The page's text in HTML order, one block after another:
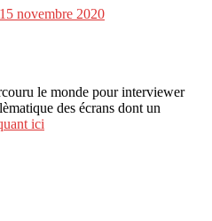
15 novembre 2020
le monde pour interviewer
des écrans dont un
ici